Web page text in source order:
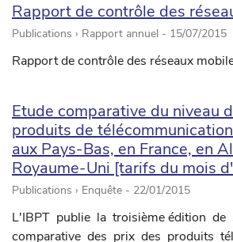
Rapport de contrôle des
Publications › Rapport annuel - 15/07/2015
Rapport de contrôle des réseaux
Etude comparative du niveau
produits de
aux Pays-Bas, en France, en
Royaume-Uni [tarifs du mois
Publications › Enquête - 22/01/2015
L'IBPT publie la troisième édition de
comparative des prix des produits